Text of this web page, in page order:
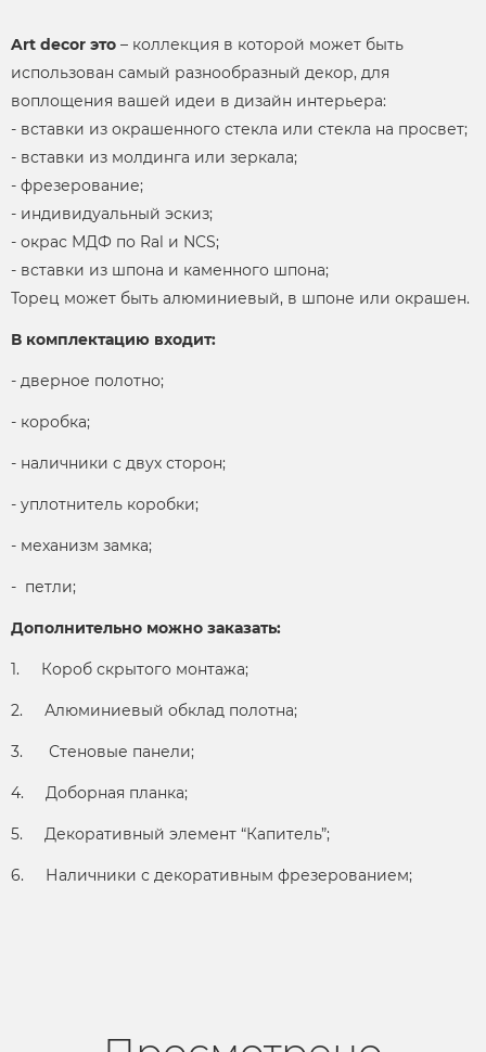
Art decor это – коллекция в которой может быть
использован самый разнообразный декор, для
воплощения вашей идеи в дизайн интерьера:
- вставки из окрашенного стекла или стекла на просвет;
- вставки из молдинга или зеркала;
- фрезерование;
- индивидуальный эскиз;
- окрас МДФ по Ral и NCS;
- вставки из шпона и каменного шпона;
Торец может быть алюминиевый, в шпоне или окрашен.
В комплектацию входит:
- дверное полотно;
- коробка;
- наличники с двух сторон;
- уплотнитель коробки;
- механизм замка;
- петли;
Дополнительно можно заказать:
1. Короб скрытого монтажа;
2. Алюминиевый обклад полотна;
3. Стеновые панели;
4. Доборная планка;
5. Декоративный элемент “Капитель”;
6. Наличники с декоративным фрезерованием;